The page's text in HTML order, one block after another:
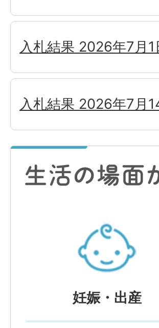
入札結果 2026年7月1
入札結果 2026年7月
妊娠・出産